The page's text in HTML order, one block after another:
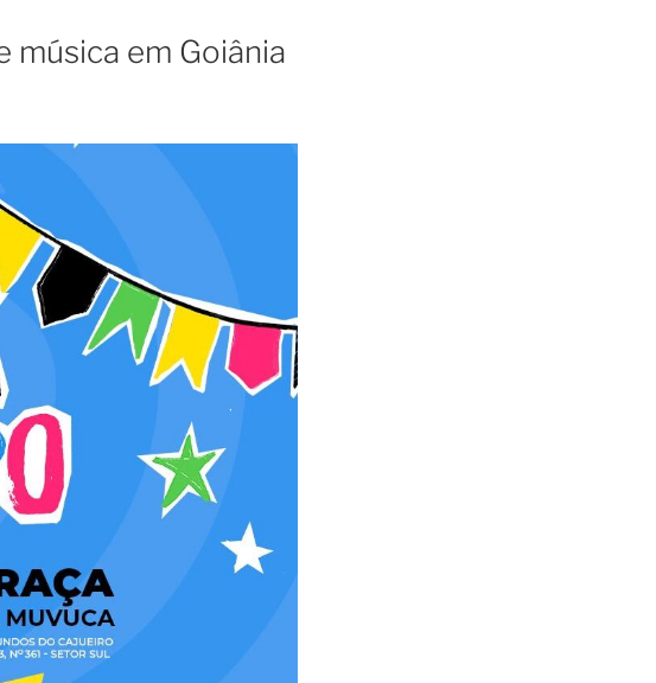
música em Goiânia